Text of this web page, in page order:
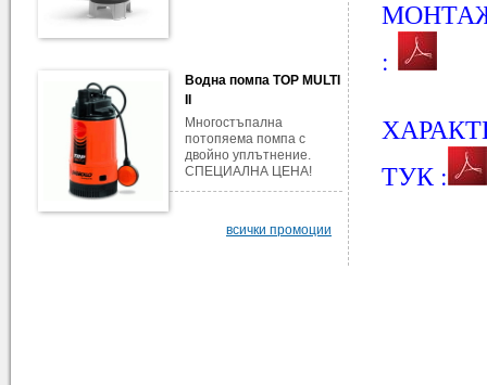
Водна помпа TOP MULTI
Многостъпална
потопяема помпа с
двойно уплътнение.
СПЕЦИАЛНА ЦЕНА!
всички промоции
:
ТУК :